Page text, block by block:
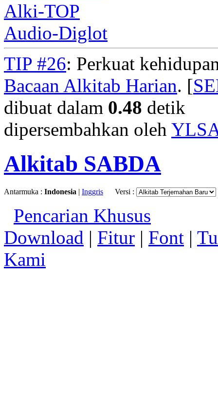
Alki-TOP
Audio-Diglot
TIP #26: Perkuat
Bacaan Alkitab Harian. [
dibuat dalam 0.48 detik
dipersembahkan oleh
Alkitab SABDA
Antarmuka : Indonesia | Inggris Versi :
Pencarian Khusus
Download | Fitur | Font |
Kami